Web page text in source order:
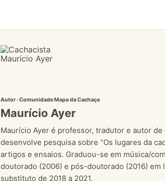
Autor · Comunidade Mapa da Cachaça
Maurício Ayer
Maurício Ayer é professor, tradutor e autor
desenvolve pesquisa sobre “Os lugares da
artigos e ensaios. Graduou-se em música/
doutorado (2006) e pós-doutorado (2016)
substituto de 2018 a 2021.